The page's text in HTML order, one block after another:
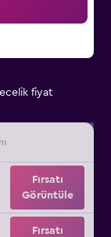
fiyat
Fırsatı
Görüntüle
Fırsatı